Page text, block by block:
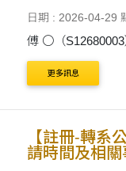
日期 : 2026-04-29
傅 〇（
更多訊息
【註冊-轉系
請時間及相關